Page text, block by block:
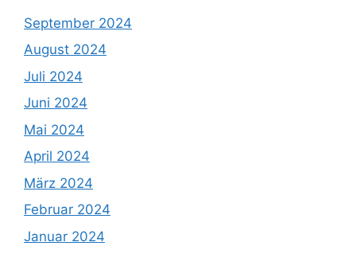
September 2024
August 2024
Juli 2024
Juni 2024
Mai 2024
April 2024
März 2024
Februar 2024
Januar 2024